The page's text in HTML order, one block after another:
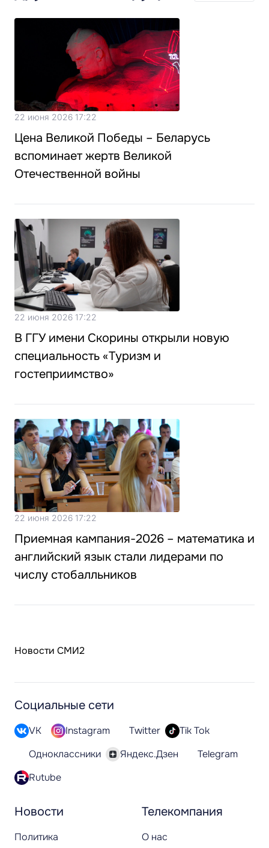
22 июня 2026 17:22
Цена Великой Победы – Беларусь
вспоминает жертв Великой
Отечественной войны
22 июня 2026 17:22
В ГГУ имени Скорины открыли новую
специальность «Туризм и
гостеприимство»
22 июня 2026 17:22
Приемная кампания-2026 – математика и
английский язык стали лидерами по
числу стобалльников
Новости СМИ2
Новости
Политика
Телекомпания
О нас
Социальные сети
VK Instagram Twitter
Tik Tok
Одноклассники
Яндекс.Дзен
Telegram
Rutube